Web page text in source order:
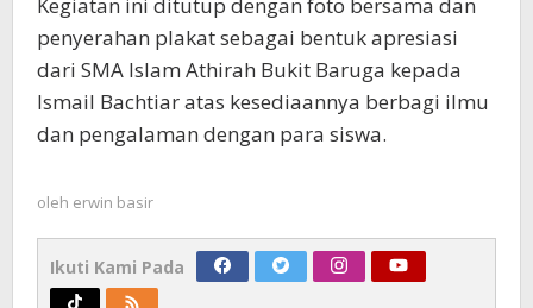
penyerahan plakat sebagai bentuk apresiasi
dari SMA Islam Athirah Bukit Baruga kepada
Ismail Bachtiar atas kesediaannya berbagi ilmu
dan pengalaman dengan para siswa.
oleh erwin basir
Ikuti Kami Pada